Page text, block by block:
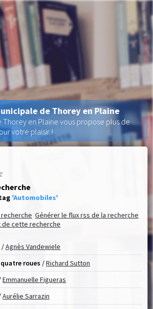
'Automobiles'
Générer le flux rss de la recherche
de cette recherche
/Agnès Vandewiele
roues /Richard Sutton
Emmanuelle Figueras
Aurélie Sarrazin
de Thorey en Plaine
en Plaine vous propose plus de
votre plaisir !